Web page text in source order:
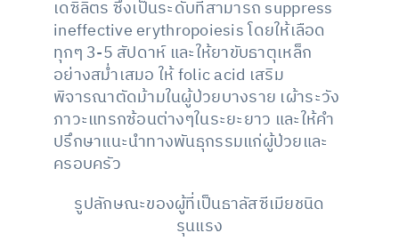
เดซิลิตร ซึ่งเป็นระดับที่สามารถ suppress
ineffective erythropoiesis โดยให้เลือด
ทุกๆ 3-5 สัปดาห์ และให้ยาขับธาตุเหล็ก
อย่างสม่ำเสมอ ให้ folic acid เสริม
พิจารณาตัดม้ามในผู้ป่วยบางราย เผ้าระวัง
ภาวะแทรกซ้อนต่างๆในระยะยาว และให้คำ
ปรึกษาแนะนำทางพันธุกรรมแก่ผู้ป่วยและ
ครอบครัว
รูปลักษณะของผู้ที่เป็นธาลัสซีเมียชนิด
รุนแรง